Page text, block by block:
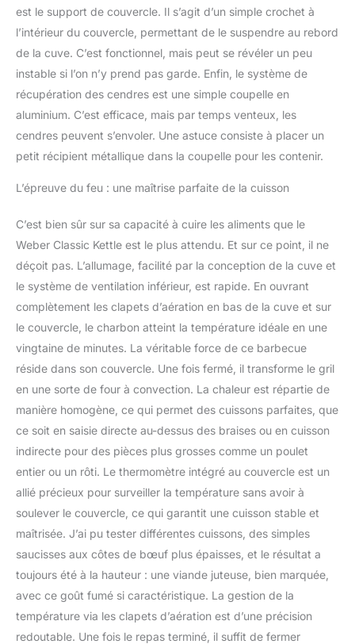
est le support de couvercle. Il s’agit d’un simple crochet à
l’intérieur du couvercle, permettant de le suspendre au rebord
de la cuve. C’est fonctionnel, mais peut se révéler un peu
instable si l’on n’y prend pas garde. Enfin, le système de
récupération des cendres est une simple coupelle en
aluminium. C’est efficace, mais par temps venteux, les
cendres peuvent s’envoler. Une astuce consiste à placer un
petit récipient métallique dans la coupelle pour les contenir.
L’épreuve du feu : une maîtrise parfaite de la cuisson
C’est bien sûr sur sa capacité à cuire les aliments que le
Weber Classic Kettle est le plus attendu. Et sur ce point, il ne
déçoit pas. L’allumage, facilité par la conception de la cuve et
le système de ventilation inférieur, est rapide. En ouvrant
complètement les clapets d’aération en bas de la cuve et sur
le couvercle, le charbon atteint la température idéale en une
vingtaine de minutes. La véritable force de ce barbecue
réside dans son couvercle. Une fois fermé, il transforme le gril
en une sorte de four à convection. La chaleur est répartie de
manière homogène, ce qui permet des cuissons parfaites, que
ce soit en saisie directe au-dessus des braises ou en cuisson
indirecte pour des pièces plus grosses comme un poulet
entier ou un rôti. Le thermomètre intégré au couvercle est un
allié précieux pour surveiller la température sans avoir à
soulever le couvercle, ce qui garantit une cuisson stable et
maîtrisée. J’ai pu tester différentes cuissons, des simples
saucisses aux côtes de bœuf plus épaisses, et le résultat a
toujours été à la hauteur : une viande juteuse, bien marquée,
avec ce goût fumé si caractéristique. La gestion de la
température via les clapets d’aération est d’une précision
redoutable. Une fois le repas terminé, il suffit de fermer